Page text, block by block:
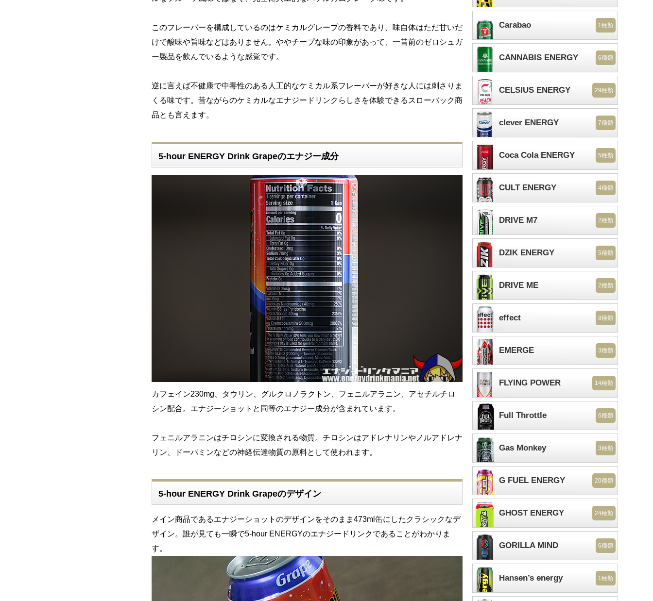
このフレーバーを構成しているのはケミカルグレープの香料であり、味自体はただ甘いだ
けで酸味や旨味などはありません。ややチープな味の印象があって、一昔前のゼロシュガ
ー製品を飲んでいるような感覚です。
逆に言えば不健康で中毒性のある人工的なケミカル系フレーバーが好きな人には刺さりま
くる味です。昔ながらのケミカルなエナジードリンクらしさを体験できるスローバック商
品とも言えます。
5-hour ENERGY Drink Grapeのエナジー成分
カフェイン230mg、タウリン、グルクロノラクトン、フェニルアラニン、アセチルチロ
シン配合。エナジーショットと同等のエナジー成分が含まれています。
フェニルアラニンはチロシンに変換される物質。チロシンはアドレナリンやノルアドレナ
リン、ドーパミンなどの神経伝達物質の原料として使われます。
5-hour ENERGY Drink Grapeのデザイン
メイン商品であるエナジーショットのデザインをそのまま473ml缶にしたクラシックなデ
ザイン。誰が見ても一瞬で5-hour ENERGYのエナジードリンクであることがわかりま
す。
Carabao 1種類
CANNABIS ENERGY 6種類
CELSIUS ENERGY 29種類
clever ENERGY 7種類
Coca Cola ENERGY 5種類
CULT ENERGY 4種類
DRIVE M7 2種類
DZIK ENERGY 5種類
DRIVE ME 2種類
effect 8種類
EMERGE 3種類
FLYING POWER 14種類
Full Throttle 6種類
Gas Monkey 3種類
G FUEL ENERGY 20種類
GHOST ENERGY 24種類
GORILLA MIND 6種類
Hansen’s energy 1種類